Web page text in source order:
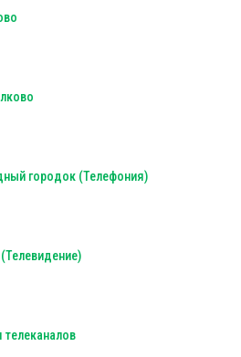
городок (Телефония)
телеканалов